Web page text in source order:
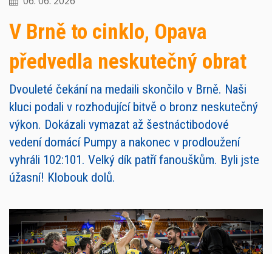
V Brně to cinklo, Opava
předvedla neskutečný obrat
Dvouleté čekání na medaili skončilo v Brně. Naši
kluci podali v rozhodující bitvě o bronz neskutečný
výkon. Dokázali vymazat až šestnáctibodové
vedení domácí Pumpy a nakonec v prodloužení
vyhráli 102:101. Velký dík patří fanouškům. Byli jste
úžasní! Klobouk dolů.